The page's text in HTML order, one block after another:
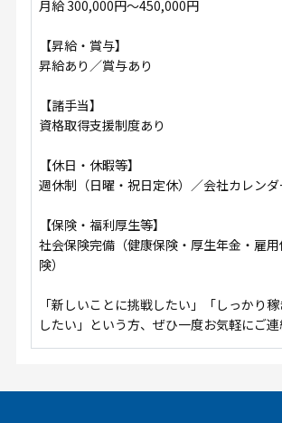
月給 300,000円〜450,000円
【昇給・賞与】
昇給あり／賞与あり
【諸手当】
資格取得支援制度あり
【休日・休暇等】
週休制（日曜・祝日定休）／会社カレンダ
【保険・福利厚生等】
社会保険完備（健康保険・厚生年金・雇
険）
「新しいことに挑戦したい」「しっかり
したい」という方、ぜひ一度お気軽にご連